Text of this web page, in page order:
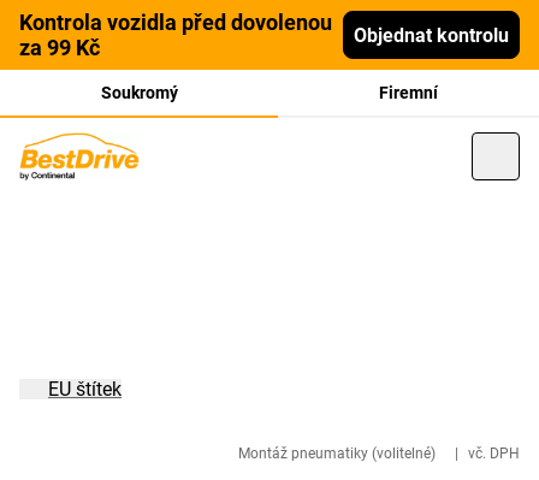
Kontrola vozidla před dovolenou
za 99 Kč
Objednat kontrolu
Soukromý Firemní
Montáž pneumatiky (volitelné) vč. DPH
EU štítek